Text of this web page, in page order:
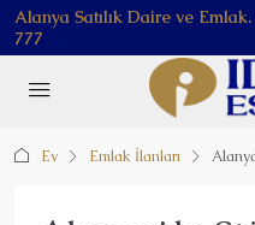
Alanya Satılık Daire ve
777
Ev Emlak İlanları